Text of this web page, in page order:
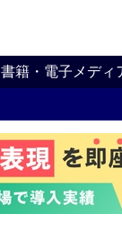
書籍・電子メディ